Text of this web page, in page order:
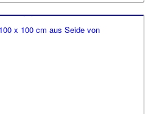
x 100 cm aus Seide von